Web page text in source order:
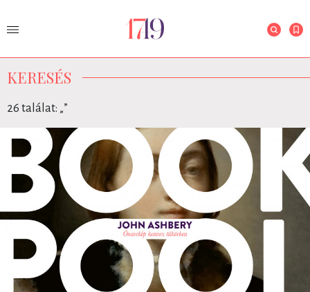
KERESÉS
26 találat: „”